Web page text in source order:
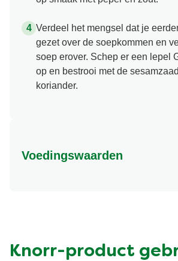
Verdeel het mengsel dat je
gezet over de soepkommen en
soep erover. Schep er een lepel
op en bestrooi met de
koriander.
Voedingswaarden
Knorr-product